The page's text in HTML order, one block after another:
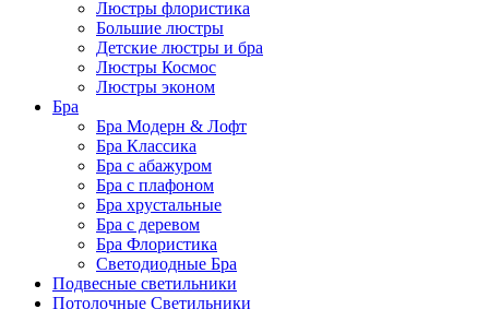
Люстры флористика
Большие люстры
Детские люстры и бра
Люстры Космос
Люстры эконом
Бра
Бра Модерн & Лофт
Бра Классика
Бра с абажуром
Бра с плафоном
Бра хрустальные
Бра с деревом
Бра Флористика
Светодиодные Бра
Подвесные светильники
Потолочные Светильники